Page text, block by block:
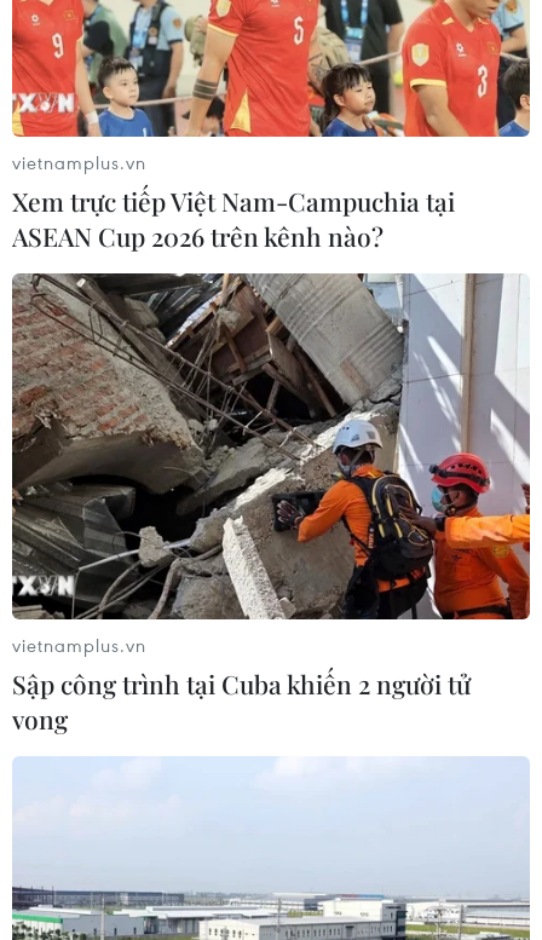
'Lưới ma' - sát thủ đối với cá và các sinh
vật trên biển Baltic
29/10/2019 22:13
Các loài cá có thể bị thối rữa vì bị mắc vào lưới những
đoạn lưới cũ kỹ, rách nát bị ngư dân vứt đi hoặc cũng
có thể là lưới tự đứt rách rồi trôi nổi trong làn nước.
vietnamplus.vn
Xem trực tiếp Việt Nam-Campuchia tại
ASEAN Cup 2026 trên kênh nào?
vietnamplus.vn
Sập công trình tại Cuba khiến 2 người tử
vong